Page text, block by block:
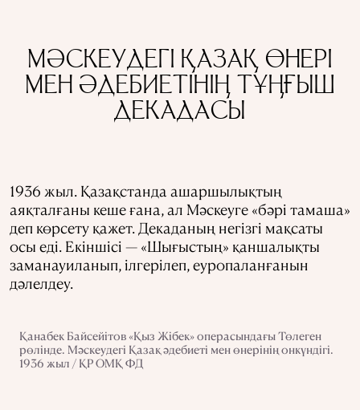
МӘСКЕУДЕГІ ҚАЗАҚ ӨНЕРІ
МЕН ӘДЕБИЕТІНІҢ ТҰҢҒЫШ
ДЕКАДАСЫ
1936 жыл. Қазақстанда ашаршылықтың
аяқталғаны кеше ғана, ал Мәскеуге «бәрі тамаша»
деп көрсету қажет. Декаданың негізгі мақсаты
осы еді. Екіншісі — «Шығыстың» қаншалықты
заманауиланып, ілгерілеп, еуропаланғанын
дәлелдеу.
Қанабек Байсейітов «Қыз Жібек» операсындағы Төлеген
рөлінде. Мәскеудегі Қазақ әдебиеті мен өнерінің онкүндігі.
1936 жыл / ҚР ОМҚ ФД